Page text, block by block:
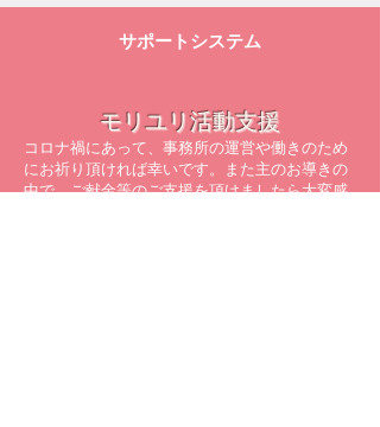
サポートシステム
モリユリ活動支援
コロナ禍にあって、事務所の運営や働きのため
にお祈り頂ければ幸いです。また主のお導きの
中で、ご献金等のご支援を頂けましたら大変感